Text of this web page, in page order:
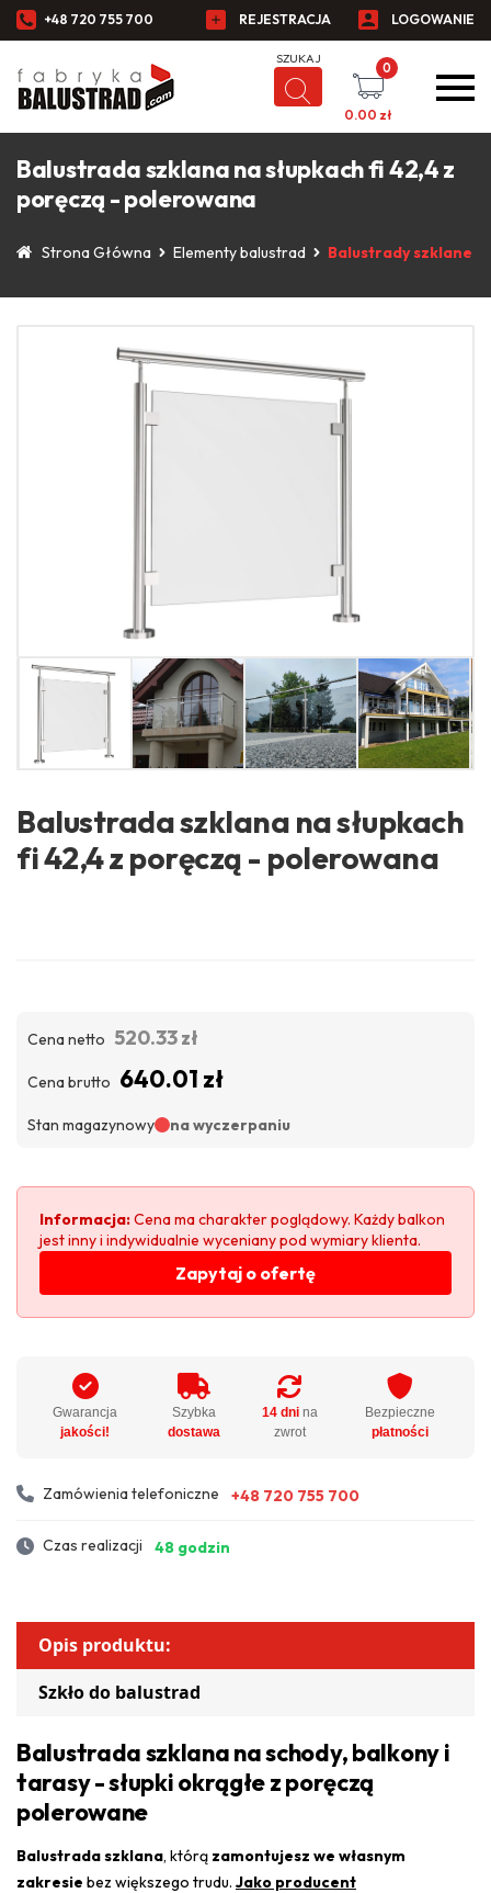
+48 720 755 700 REJESTRACJA LOGOWANIE
0
0.00 zł
Balustrada szklana na słupkach fi 42,4 z
poręczą - polerowana
Strona Główna Elementy balustrad Balustrady szklane
Balustrada szklana na słupkach
fi 42,4 z poręczą - polerowana
Cena netto 520.33 zł
Cena brutto 640.01 zł
Stan magazynowy na wyczerpaniu
Informacja:Cena ma charakter poglądowy. Każdy balkon
jest inny i indywidualnie wyceniany pod wymiary klienta.
Zapytaj o ofertę
Gwarancja
jakości!
Szybka
dostawa
14 dnina
zwrot
Bezpieczne
płatności
Zamówienia telefoniczne +48 720 755 700
Czas realizacji 48 godzin
Opis produktu:
Szkło do balustrad
Balustrada szklana na schody, balkony i
tarasy - słupki okrągłe z poręczą
polerowane
Balustrada szklana, którą zamontujesz we własnym
zakresie bez większego trudu. Jako producent